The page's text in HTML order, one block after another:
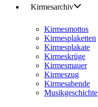
Kirmesarchiv
Kirmesmottos
Kirmesplaketten
Kirmesplakate
Kirmeskrüge
Kirmesmauer
Kirmeszug
Kirmesabende
Musikgeschichte